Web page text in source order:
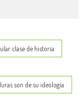
clase de historia
son de su ideología